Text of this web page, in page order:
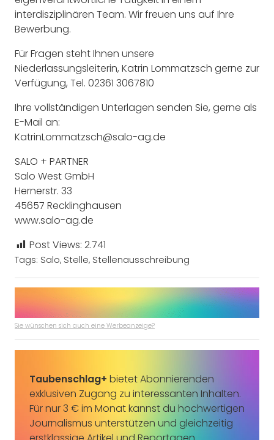
interdisziplinären Team. Wir freuen uns auf Ihre
Bewerbung.
Für Fragen steht Ihnen unsere
Niederlassungsleiterin, Katrin Lommatzsch gerne zur
Verfügung, Tel. 02361 3067810
Ihre vollständigen Unterlagen senden Sie, gerne als
E-Mail an:
KatrinLommatzsch@salo-ag.de
SALO + PARTNER
Salo West GmbH
Hernerstr. 33
45657 Recklinghausen
www.salo-ag.de
Post Views: 2.741
Tags: Salo, Stelle, Stellenausschreibung
Sie wünschen sich auch eine Werbeanzeige?
Taubenschlag+ bietet Abonnierenden
exklusiven Zugang zu interessanten Inhalten.
Für nur 3 € im Monat kannst du hochwertigen
Journalismus unterstützen und gleichzeitig